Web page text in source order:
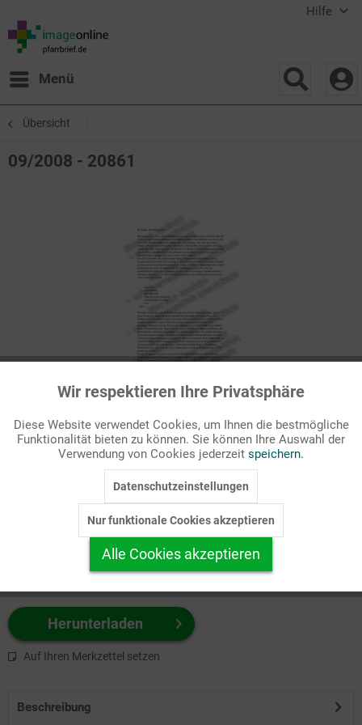
Hilfe
Menü
Übersicht
09/2008 - 20861
Passende Stichworte
Freizeit
zuerst Ihr Produktformat aus.
z.B. Farbe-Grafik, Schwarz-Weiß-Grafik, mit/ohne Text ...
Herunterladen
Auf Ihren Merkzettel setzen
Beschreibung
Funktionale Aktiv
Marketing Inaktiv
Personalisierung Inaktiv
Service
Wir respektieren Ihre Privatsphäre
Diese Website verwendet Cookies, um Ihnen die bestmögliche
Funktionalität bieten zu können. Sie können Ihre Auswahl der
Verwendung von Cookies jederzeit speichern.
Datenschutzeinstellungen
Nur funktionale Cookies akzeptieren
Alle Cookies akzeptieren